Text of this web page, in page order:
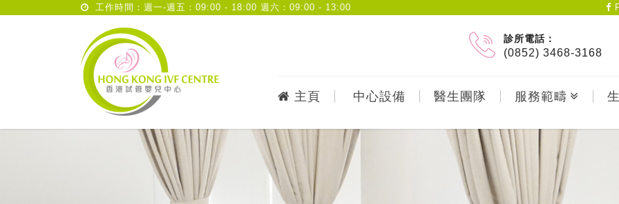
工作時間：週一-週五：09:00 - 18:00 週六：09:00 - 13:00
診所電話：
(0852) 3468-3168
主頁 中心設備 醫生團隊 服務範疇